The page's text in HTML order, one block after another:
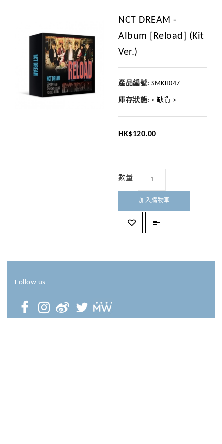
NCT DREAM -
Album [Reload] (Kit
Ver.)
產品編號: SMKH047
庫存狀態: < 缺貨 >
HK$120.00
數量
加入購物車
Follow us